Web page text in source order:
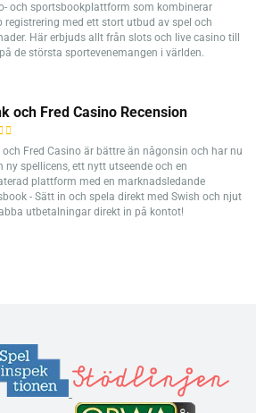
och sportsbookplattform som kombinerar
registrering med ett stort utbud av spel och
Här erbjuds allt från slots och live casino till
de största sportevenemangen i världen.
och Fred Casino Recension
och Fred Casino är bättre än någonsin och har nu
ny spellicens, ett nytt utseende och en
plattform med en marknadsledande
- Sätt in och spela direkt med Swish och njut
utbetalningar direkt in på kontot!